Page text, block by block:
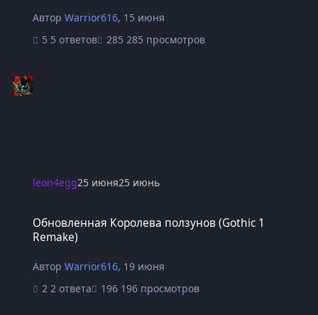
АвторWarrior616, 15 июня
5 ответов
285 просмотров
leon4egg25 июня25 июнь
Обновленная Королева ползунов (Gothic 1
Remake)
АвторWarrior616, 19 июня
2 ответа
196 просмотров